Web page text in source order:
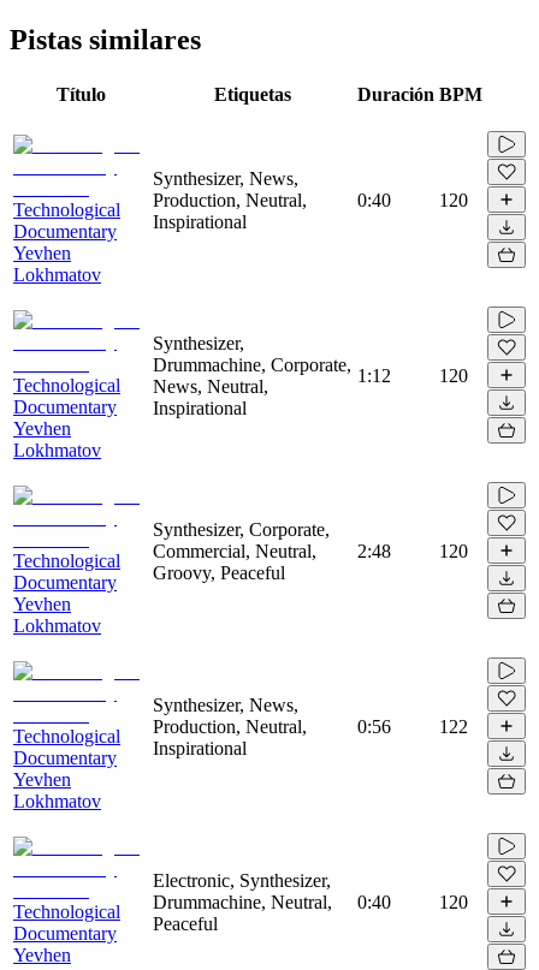
Pistas similares
Título Etiquetas Duración BPM
Technological
Documentary
Yevhen
Lokhmatov
Synthesizer, News,
Production, Neutral,
Inspirational
0:40 120
Technological
Documentary
Yevhen
Lokhmatov
Synthesizer,
Drummachine, Corporate,
News, Neutral,
Inspirational
1:12 120
Technological
Documentary
Yevhen
Lokhmatov
Synthesizer, Corporate,
Commercial, Neutral,
Groovy, Peaceful
2:48 120
Technological
Documentary
Yevhen
Lokhmatov
Synthesizer, News,
Production, Neutral,
Inspirational
0:56 122
Technological
Documentary
Yevhen
Electronic, Synthesizer,
Drummachine, Neutral,
Peaceful
0:40 120